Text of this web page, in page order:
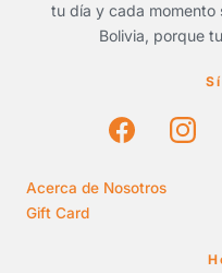
tu día y cada momento
Bolivia, porque
Acerca de Nosotros
Gift Card